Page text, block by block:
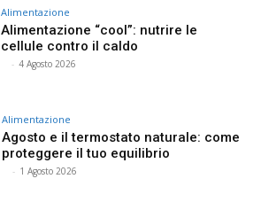
Alimentazione
Alimentazione “cool”: nutrire le
cellule contro il caldo
- 4 Agosto 2026
Alimentazione
Agosto e il termostato naturale: come
proteggere il tuo equilibrio
- 1 Agosto 2026